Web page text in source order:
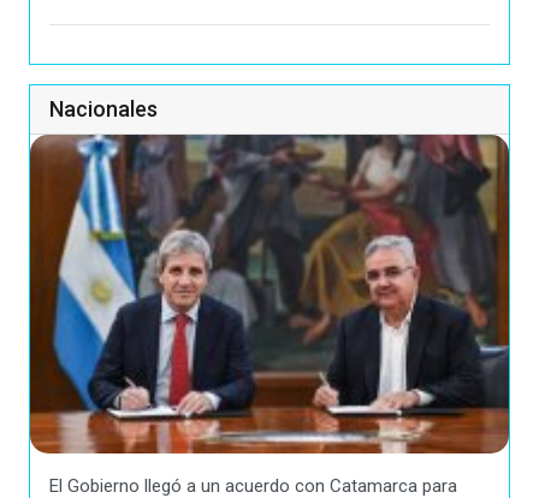
Nacionales
El Gobierno llegó a un acuerdo con Catamarca para